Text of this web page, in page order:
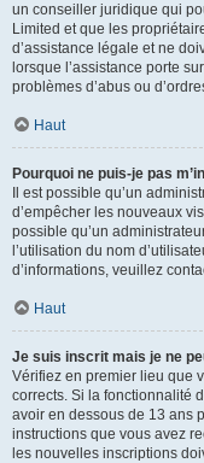
un conseiller juridique qui
Limited et que les
d’assistance légale et ne
lorsque l’assistance porte
problèmes d’abus ou
Haut
Pourquoi ne puis-je pas
Il est possible qu’un
d’empêcher les nouveaux
possible qu’un
l’utilisation du nom
d’informations, veuillez
Haut
Je suis inscrit mais je ne
Vérifiez en premier lieu que
corrects. Si la fonctionnalité
avoir en dessous de 13 ans
instructions que vous avez
les nouvelles inscriptions